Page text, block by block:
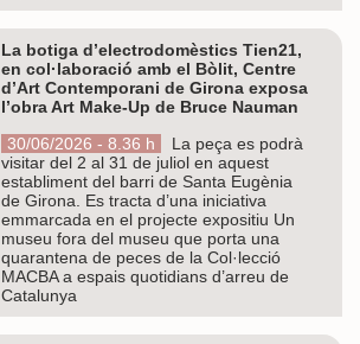
La botiga d’electrodomèstics Tien21,
en col·laboració amb el Bòlit, Centre
d’Art Contemporani de Girona exposa
l’obra Art Make-Up de Bruce Nauman
30/06/2026 - 8.36 h
La peça es podrà
visitar del 2 al 31 de juliol en aquest
establiment del barri de Santa Eugènia
de Girona. Es tracta d’una iniciativa
emmarcada en el projecte expositiu Un
museu fora del museu que porta una
quarantena de peces de la Col·lecció
MACBA a espais quotidians d’arreu de
Catalunya